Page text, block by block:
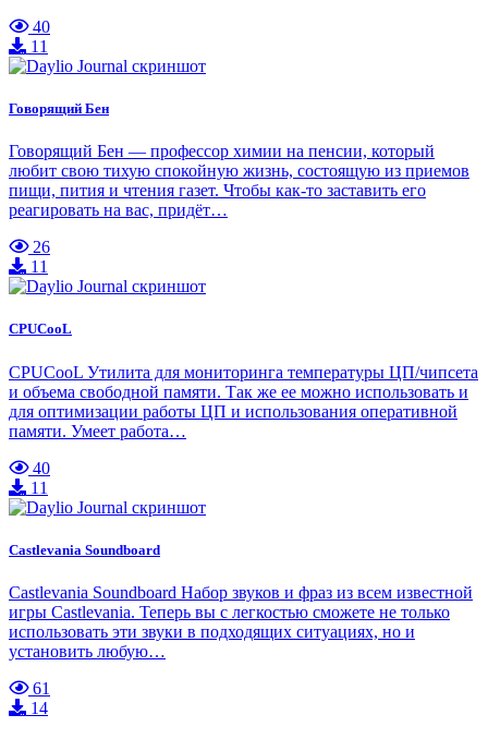
40
11
Говорящий Бен
Говорящий Бен — профессор химии на пенсии, который
любит свою тихую спокойную жизнь, состоящую из приемов
пищи, пития и чтения газет. Чтобы как-то заставить его
реагировать на вас, придёт…
26
11
CPUCooL
CPUCooL Утилита для мониторинга температуры ЦП/чипсета
и объема свободной памяти. Так же ее можно использовать и
для оптимизации работы ЦП и использования оперативной
памяти. Умеет работа…
40
11
Castlevania Soundboard
Castlevania Soundboard Набор звуков и фраз из всем известной
игры Castlevania. Теперь вы с легкостью сможете не только
использовать эти звуки в подходящих ситуациях, но и
установить любую…
61
14